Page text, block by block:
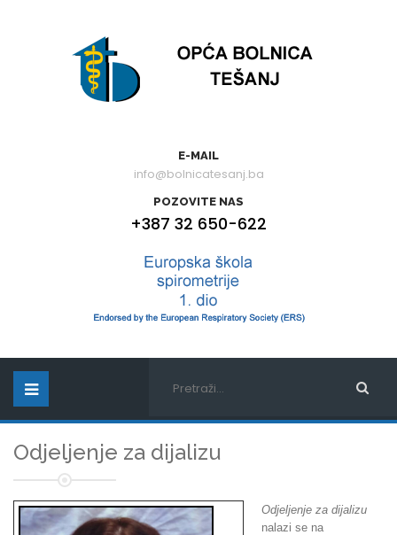
E-MAIL
info@bolnicatesanj.ba
POZOVITE NAS
+387 32 650-622
Odjeljenje za dijalizu
Odjeljenje za dijalizu
nalazi se na